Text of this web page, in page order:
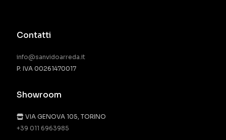
Contatti
info@sanvidoarreda.it
P. IVA 00261470017
Showroom
VIA GENOVA 105, TORINO
+39 011 6963985